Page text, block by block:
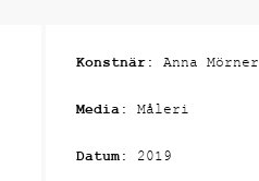
Konstnär: Anna Mörner
Media: Måleri
Datum: 2019